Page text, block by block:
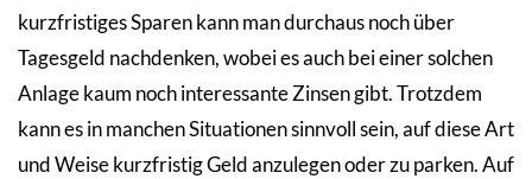
kurzfristiges Sparen kann man durchaus noch über
Tagesgeld nachdenken, wobei es auch bei einer solchen
Anlage kaum noch interessante Zinsen gibt. Trotzdem
kann es in manchen Situationen sinnvoll sein, auf diese Art
und Weise kurzfristig Geld anzulegen oder zu parken. Auf